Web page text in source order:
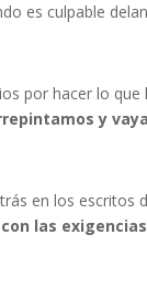
es culpable
por hacer lo que
y
en los escritos
las